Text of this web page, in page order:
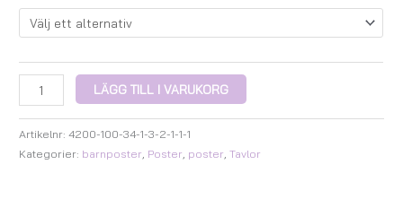
LÄGG TILL I VARUKORG
Artikelnr:4200-100-34-1-3-2-1-1-1
Kategorier: barnposter, Poster, poster,Tavlor